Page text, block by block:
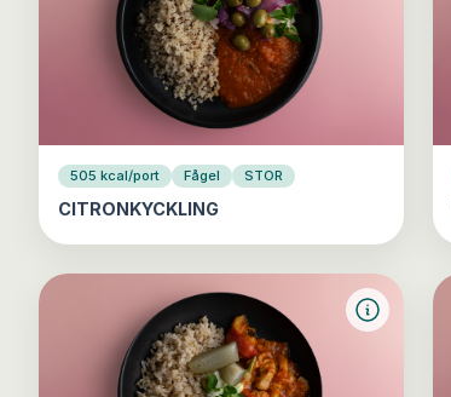
505 kcal/port Fågel STOR
CITRONKYCKLING